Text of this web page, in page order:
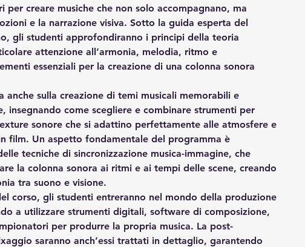
per creare musiche che non solo accompagnano, ma
e la narrazione visiva. Sotto la guida esperta del
gli studenti approfondiranno i principi della teoria
attenzione all’armonia, melodia, ritmo e
essenziali per la creazione di una colonna sonora
anche sulla creazione di temi musicali memorabili e
insegnando come scegliere e combinare strumenti per
sonore che si adattino perfettamente alle atmosfere e
film. Un aspetto fondamentale del programma è
tecniche di sincronizzazione musica-immagine, che
la colonna sonora ai ritmi e ai tempi delle scene, creando
tra suono e visione.
corso, gli studenti entreranno nel mondo della produzione
a utilizzare strumenti digitali, software di composizione,
per produrre la propria musica. La post-
saranno anch’essi trattati in dettaglio, garantendo